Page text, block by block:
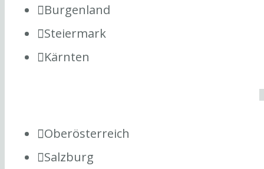
Burgenland
Steiermark
Kärnten
Oberösterreich
Salzburg